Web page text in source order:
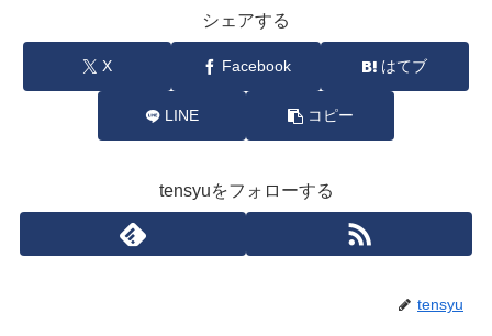
シェアする
X Facebook はてブ
LINE コピー
tensyuをフォローする
tensyu